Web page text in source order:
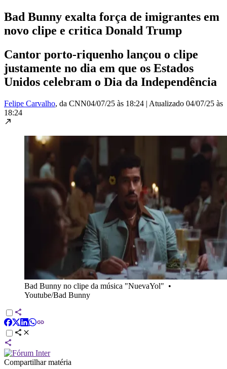
Bad Bunny exalta força de imigrantes em
novo clipe e critica Donald Trump
Cantor porto-riquenho lançou o clipe
justamente no dia em que os Estados
Unidos celebram o Dia da Independência
Felipe Carvalho, da CNN04/07/25 às 18:24 | Atualizado 04/07/25 às
18:24
Bad Bunny no clipe da música "NuevaYol" •
Youtube/Bad Bunny
Compartilhar matéria